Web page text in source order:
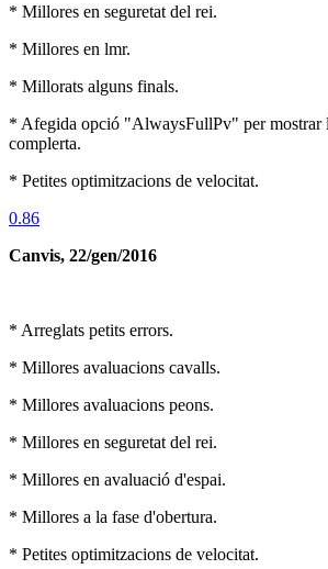
* Millores en seguretat del rei.
* Millores en lmr.
* Millorats alguns finals.
* Afegida opció "AlwaysFullPv" per mostrar
complerta.
* Petites optimitzacions de velocitat.
0.86
Canvis, 22/gen/2016
* Arreglats petits errors.
* Millores avaluacions cavalls.
* Millores avaluacions peons.
* Millores en seguretat del rei.
* Millores en avaluació d'espai.
* Millores a la fase d'obertura.
* Petites optimitzacions de velocitat.